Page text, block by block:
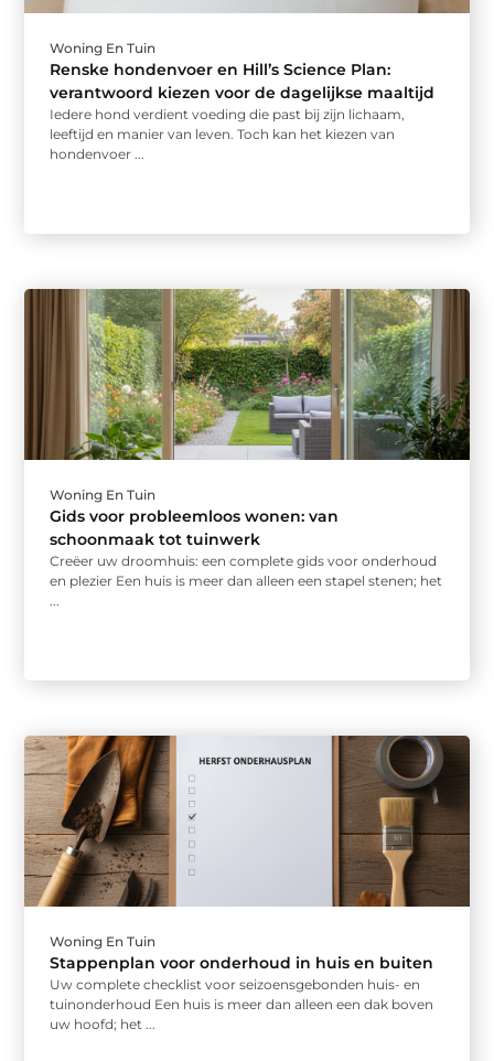
Woning En Tuin
Renske hondenvoer en Hill’s Science Plan:
verantwoord kiezen voor de dagelijkse maaltijd
Iedere hond verdient voeding die past bij zijn lichaam,
leeftijd en manier van leven. Toch kan het kiezen van
hondenvoer ...
Woning En Tuin
Gids voor probleemloos wonen: van
schoonmaak tot tuinwerk
Creëer uw droomhuis: een complete gids voor onderhoud
en plezier Een huis is meer dan alleen een stapel stenen; het
...
Woning En Tuin
Stappenplan voor onderhoud in huis en buiten
Uw complete checklist voor seizoensgebonden huis- en
tuinonderhoud Een huis is meer dan alleen een dak boven
uw hoofd; het ...